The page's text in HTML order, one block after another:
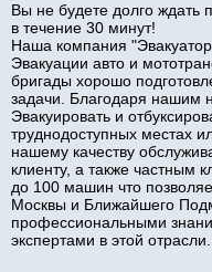
Вы не будете долго
в течение 30 минут!
Наша компания
Эвакуации авто и
бригады хорошо
задачи. Благодаря
Эвакуировать и
труднодоступных местах
нашему качеству
клиенту, а также частным
до 100 машин что
Москвы и Ближайшего
профессиональными
экспертами в этой отрасли.